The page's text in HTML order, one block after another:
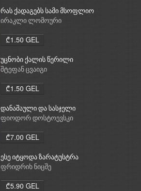
რას ქადაგებს სამი მსოფლიო
რელიგია: ბუდიზმი,
ირაკლი ლომოური
₾1.50 GEL
უცნობი ქალის წერილი
შტეფან ცვაიგი
₾1.50 GEL
დანაშაული და სასჯელი
ფიოდორ დოსტოევსკი
₾7.00 GEL
ესე იტყოდა ზარატუსტრა
ფრიდრიხ ნიცშე
₾5.90 GEL